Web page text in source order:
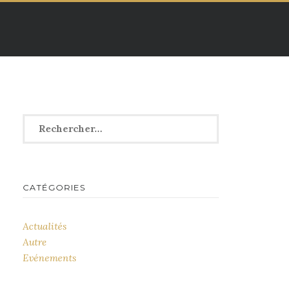
CATÉGORIES
Actualités
Autre
Evénements